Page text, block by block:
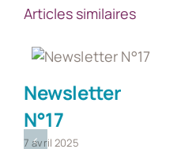
Articles similaires
Newsletter
N°17
7 avril 2025